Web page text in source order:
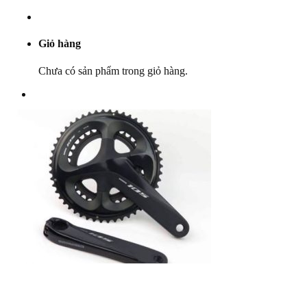
Giỏ hàng
Chưa có sản phẩm trong giỏ hàng.